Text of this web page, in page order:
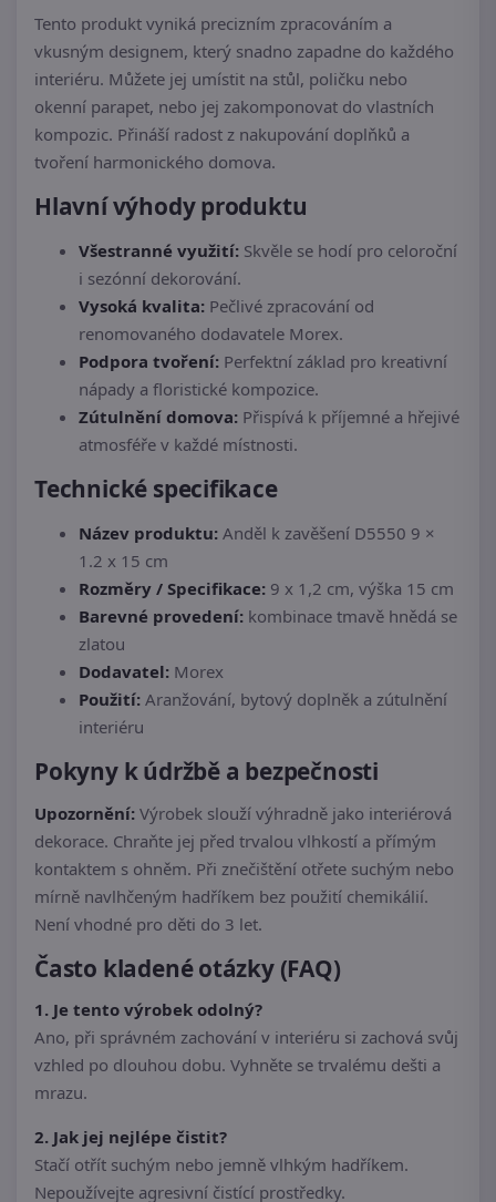
Tento produkt vyniká precizním zpracováním a
vkusným designem, který snadno zapadne do každého
interiéru. Můžete jej umístit na stůl, poličku nebo
okenní parapet, nebo jej zakomponovat do vlastních
kompozic. Přináší radost z nakupování doplňků a
tvoření harmonického domova.
Hlavní výhody produktu
Všestranné využití: Skvěle se hodí pro celoroční
i sezónní dekorování.
Vysoká kvalita: Pečlivé zpracování od
renomovaného dodavatele Morex.
Podpora tvoření: Perfektní základ pro kreativní
nápady a floristické kompozice.
Zútulnění domova: Přispívá k příjemné a hřejivé
atmosféře v každé místnosti.
Technické specifikace
Název produktu: Anděl k zavěšení D5550 9 ×
1.2 x 15 cm
Rozměry / Specifikace: 9 x 1,2 cm, výška 15 cm
Barevné provedení: kombinace tmavě hnědá se
zlatou
Dodavatel: Morex
Použití: Aranžování, bytový doplněk a zútulnění
interiéru
Pokyny k údržbě a bezpečnosti
Upozornění: Výrobek slouží výhradně jako interiérová
dekorace. Chraňte jej před trvalou vlhkostí a přímým
kontaktem s ohněm. Při znečištění otřete suchým nebo
mírně navlhčeným hadříkem bez použití chemikálií.
Není vhodné pro děti do 3 let.
Často kladené otázky (FAQ)
1. Je tento výrobek odolný?
Ano, při správném zachování v interiéru si zachová svůj
vzhled po dlouhou dobu. Vyhněte se trvalému dešti a
mrazu.
2. Jak jej nejlépe čistit?
Stačí otřít suchým nebo jemně vlhkým hadříkem.
Nepoužívejte agresivní čistící prostředky.